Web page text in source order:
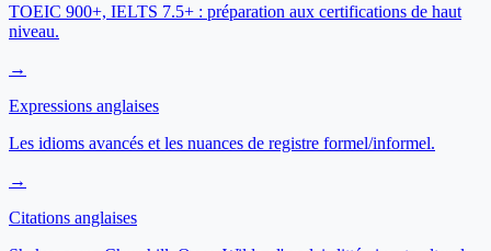
TOEIC 900+, IELTS 7.5+ : préparation aux certifications de haut
niveau.
→
Expressions anglaises
Les idioms avancés et les nuances de registre formel/informel.
→
Citations anglaises